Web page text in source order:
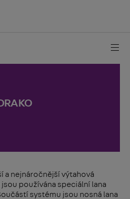
a nejnáročnější výtahová
používána speciální lana
systému jsou nosná lana